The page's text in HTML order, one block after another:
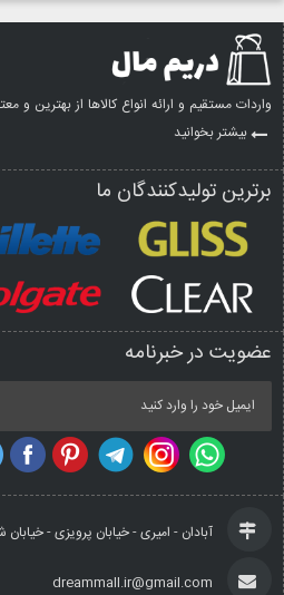
واردات مستقیم و ارائه انواع کالاها از بهترین و
بیشتر بخوانید
برترین تولیدکنندگان ما
عضویت در خبرنامه
آبادان - امیری - خیابان پرویزی - خیابان
dreammall.ir@gmail.com